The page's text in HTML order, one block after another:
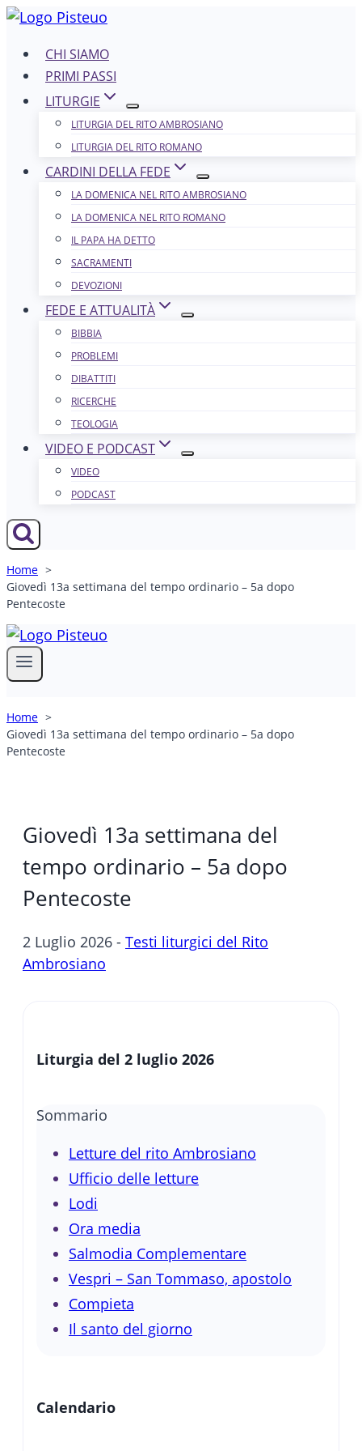
Salta
contenutoCHI SIAMO
PRIMI PASSI
LITURGIE
LITURGIA DEL RITO AMBROSIANO
LITURGIA DEL RITO ROMANO
CARDINI DELLA FEDE
LA DOMENICA NEL R​​​​​​ITO AMBROSIANO
LA DOMENICA NEL RITO ROMANO
IL PAPA HA DETTO
SACRAMENTI
DEVOZIONI
FEDE E ATTUALITÀ
BIBBIA
PROBLEMI
DIBATTITI
RICERCHE
TEOLOGIA
VIDEO E PODCAST
VIDEO
PODCAST
Home
Giovedì 13a settimana del tempo ordinario – 5a dopo
Pentecoste
Home
Giovedì 13a settimana del tempo ordinario – 5a dopo
Pentecoste
Giovedì 13a settimana del
tempo ordinario – 5a dopo
Pentecoste
2 Luglio 2026 - Testi liturgici del Rito
Ambrosiano
Liturgia del 2 luglio 2026
Sommario
Letture del rito Ambrosiano
Ufficio delle letture
Lodi
Ora media
Salmodia Complementare
Vespri – San Tommaso, apostolo
Compieta
Il santo del giorno
Calendario